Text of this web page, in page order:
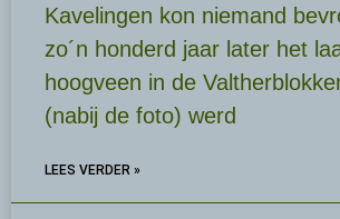
Kavelingen kon niemand
zo´n honderd jaar later het
hoogveen in de
(nabij de foto) werd
LEES VERDER »